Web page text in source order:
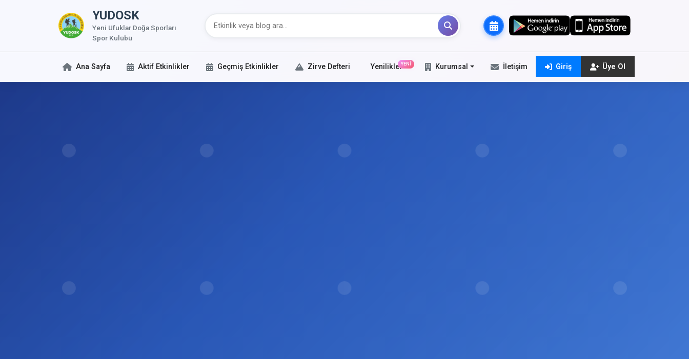
YUDOSK
Yeni Ufuklar Doğa Sporları
Spor Kulübü
Ana Sayfa Aktif Etkinlikler Geçmiş Etkinlikler Zirve Defteri YeniliklerYENİ Kurumsal İletişim Giriş Üye Ol